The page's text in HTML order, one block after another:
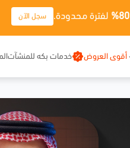
80% لفترة محدودة. سجل الآن
أقوى العروض خدمات بكه للمنشآت